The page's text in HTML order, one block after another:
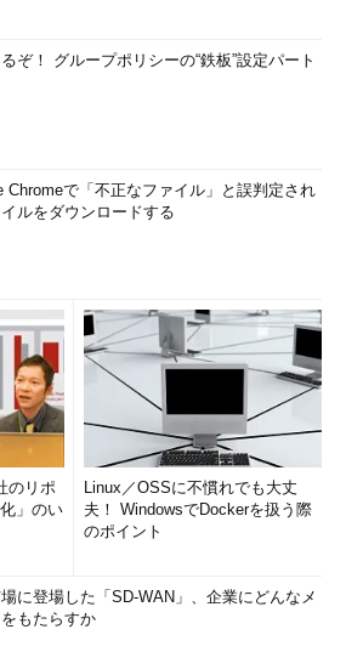
ぞ！ グループポリシーの“鉄板”設定パート
Chromeで「不正なファイル」と誤判定され
ルをダウンロードする
のリポ
」のい
Linux／OSSに不慣れでも大丈
夫！ WindowsでDockerを扱う際
のポイント
に登場した「SD-WAN」、企業にどんなメ
をもたらすか